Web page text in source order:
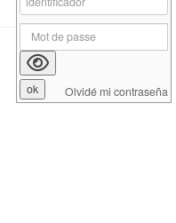
Olvidé mi contraseña